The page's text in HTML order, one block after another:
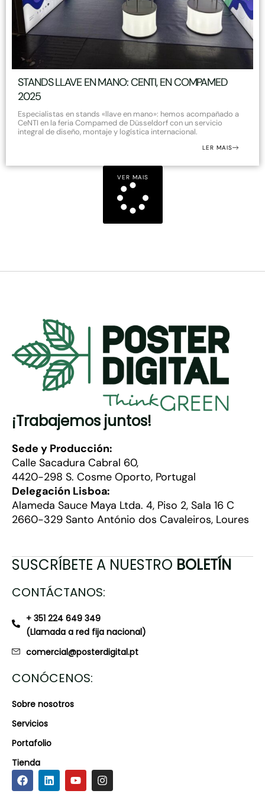
STANDS LLAVE EN MANO: CENTI, EN COMPAMED
2025
Especialistas en stands «llave en mano»: hemos acompañado a
CeNTI en la feria Compamed de Düsseldorf con un servicio
integral de diseño, montaje y logística internacional.
LER MAIS
VER MAIS
¡Trabajemos juntos!
Sede y Producción:
Calle Sacadura Cabral 60,
4420-298 S. Cosme Oporto, Portugal
Delegación Lisboa:
Alameda Sauce Maya Ltda. 4, Piso 2, Sala 16 C
2660-329 Santo António dos Cavaleiros, Loures
SUSCRÍBETE A NUESTRO BOLETÍN
CONTÁCTANOS:
+ 351 224 649 349
(Llamada a red fija nacional)
comercial@posterdigital.pt
CONÓCENOS:
Sobre nosotros
Servicios
Portafolio
Tienda